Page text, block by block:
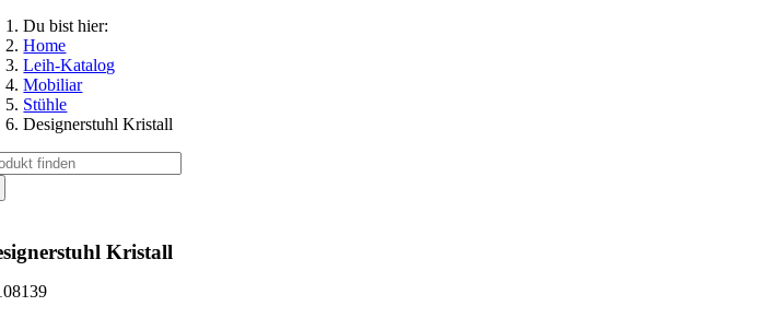
Du bist hier:
Home
Leih-Katalog
Mobiliar
Stühle
Designerstuhl Kristall
Kristall